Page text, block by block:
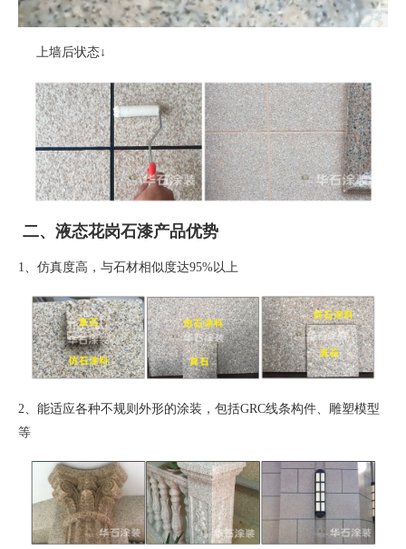
上墙后状态↓
二、液态花岗石漆产品优势
1、 仿真度高，与石材相似度达95%以上
2、 能适应各种不规则外形的涂装，包括GRC线条构件、雕塑模型
等